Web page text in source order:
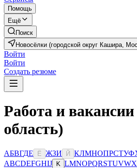
Помощь
Ещё
Поиск
Новосёлки (городской округ Кашира,
Войти
Войти
Создать резюме
Работа и
область)
АБВГДЕ Ё ЖЗИ Й КЛМНОПРСТУФ
ABCDEFGHIJ K LMNOPQRSTUVWX